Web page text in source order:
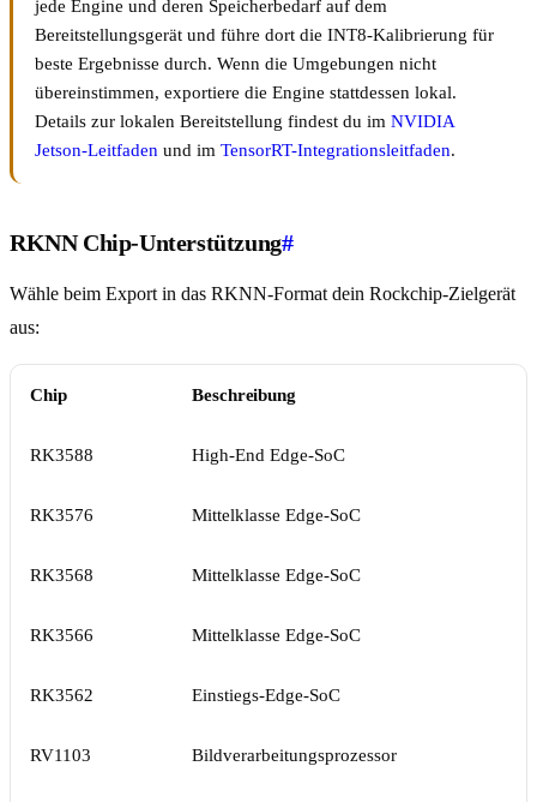
jede Engine und deren Speicherbedarf auf dem
Bereitstellungsgerät und führe dort die INT8-Kalibrierung für
beste Ergebnisse durch. Wenn die Umgebungen nicht
übereinstimmen, exportiere die Engine stattdessen lokal.
Details zur lokalen Bereitstellung findest du im NVIDIA
Jetson-Leitfaden und im TensorRT-Integrationsleitfaden.
RKNN Chip-Unterstützung#
Wähle beim Export in das RKNN-Format dein Rockchip-Zielgerät
aus:
Chip Beschreibung
RK3588 High-End Edge-SoC
RK3576 Mittelklasse Edge-SoC
RK3568 Mittelklasse Edge-SoC
RK3566 Mittelklasse Edge-SoC
RK3562 Einstiegs-Edge-SoC
RV1103 Bildverarbeitungsprozessor